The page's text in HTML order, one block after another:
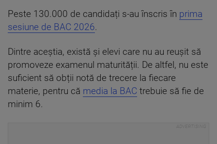
Peste 130.000 de candidați s-au înscris în prima
sesiune de BAC 2026.
Dintre aceștia, există și elevi care nu au reușit să
promoveze examenul maturității. De altfel, nu este
suficient să obții notă de trecere la fiecare
materie, pentru că media la BAC trebuie să fie de
minim 6.